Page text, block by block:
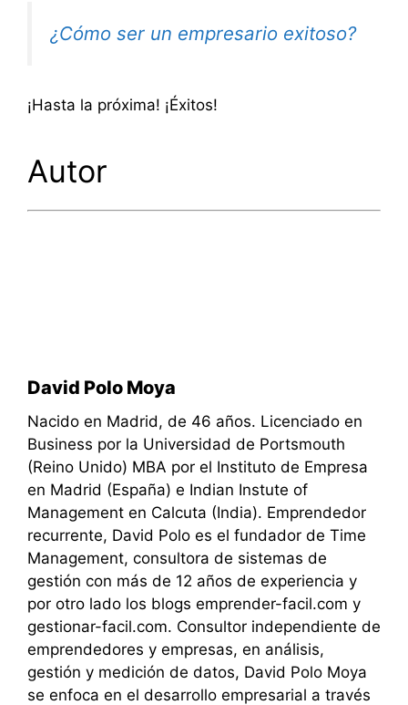
¿Cómo ser un empresario exitoso?
¡Hasta la próxima! ¡Éxitos!
Autor
David Polo Moya
Nacido en Madrid, de 46 años. Licenciado en
Business por la Universidad de Portsmouth
(Reino Unido) MBA por el Instituto de Empresa
en Madrid (España) e Indian Instute of
Management en Calcuta (India). Emprendedor
recurrente, David Polo es el fundador de Time
Management, consultora de sistemas de
gestión con más de 12 años de experiencia y
por otro lado los blogs emprender-facil.com y
gestionar-facil.com. Consultor independiente de
emprendedores y empresas, en análisis,
gestión y medición de datos, David Polo Moya
se enfoca en el desarrollo empresarial a través